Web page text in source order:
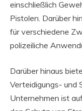
einschließlich
Pistolen. Darüber
für verschiedene
polizeiliche
Darüber hinaus
Verteidigungs- und
Unternehmen ist